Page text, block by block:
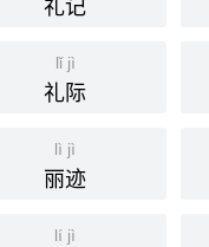
成家。”
lǐ jì
礼际
lì jì
丽迹
lí jì